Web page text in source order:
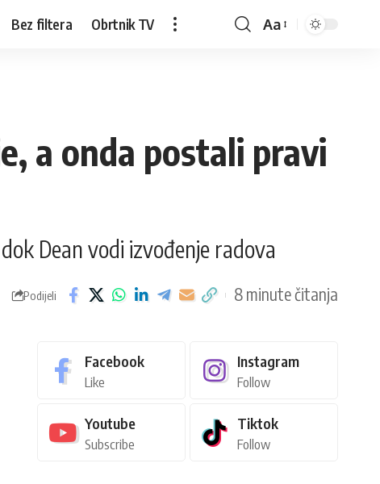
Bez filtera Obrtnik TV Aa
a onda postali pravi
Dean vodi izvođenje radova
Podijeli 8 minute čitanja
Facebook
Like
Instagram
Follow
Youtube
Subscribe
Tiktok
Follow